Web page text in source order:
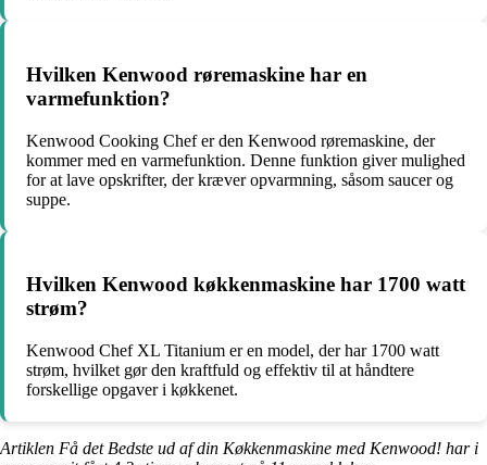
Hvilken Kenwood røremaskine har en
varmefunktion?
Kenwood Cooking Chef er den Kenwood røremaskine, der
kommer med en varmefunktion. Denne funktion giver mulighed
for at lave opskrifter, der kræver opvarmning, såsom saucer og
suppe.
Hvilken Kenwood køkkenmaskine har 1700 watt
strøm?
Kenwood Chef XL Titanium er en model, der har 1700 watt
strøm, hvilket gør den kraftfuld og effektiv til at håndtere
forskellige opgaver i køkkenet.
Artiklen Få det Bedste ud af din Køkkenmaskine med Kenwood! har i